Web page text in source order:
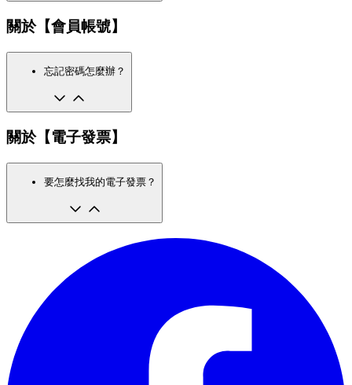
關於【會員帳號】
忘記密碼怎麼辦？
關於【電子發票】
要怎麼找我的電子發票？